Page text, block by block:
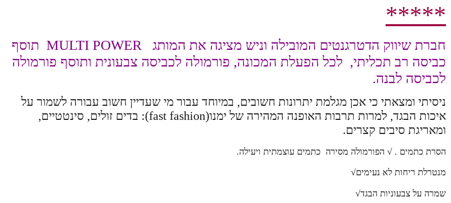
*****
חברת שיווק הדטרגנטים המובילה וניש מציגה את המותג MULTI POWER תוסף
כביסה רב תכליתי, לכל הפעלת המכונה, פורמולה לכביסה צבעונית ותוסף פורמולה
לכביסה לבנה.
ניסיתי ומצאתי כי אכן מגלמת יתרונות חשובים, במיוחד עבור מי שעדיין חשוב עבורה לשמור על
איכות הבגד, למרות תרבות האופנה המהירה של ימנו(fast fashion): בדים זולים, סינטטיים,
ומאריגת סיבים קצרים.
הסרת כתמים . √ הפורמולה מסירה כתמים עוצמתית ויעילה.
מנטרלת ריחות לא נעימים√
שמרה על צבעוניות הבגד√